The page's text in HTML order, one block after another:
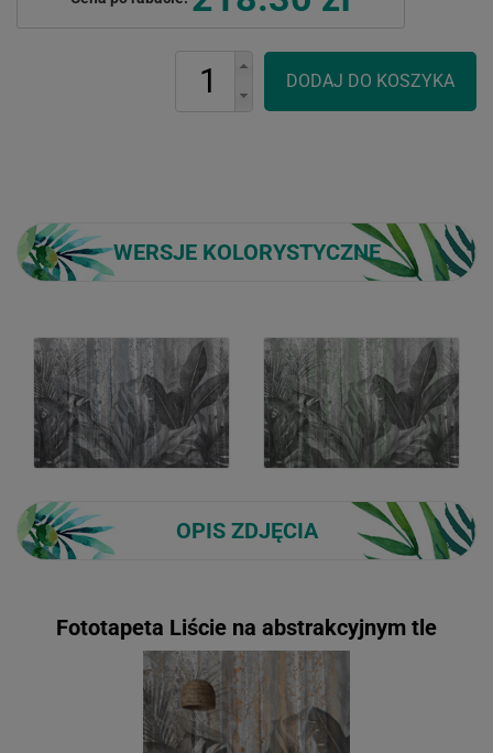
WERSJE KOLORYSTYCZNE
OPIS ZDJĘCIA
Fototapeta Liście na abstrakcyjnym tle